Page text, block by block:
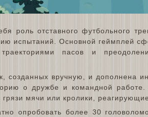
роль отставного футбольного
испытаний. Основной геймплей
пасов и
созданных вручную, и дополнена
о дружбе и командной работе.
мячи или кролики,
опробовать более 30